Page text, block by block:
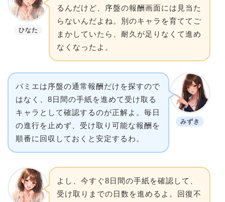
ひなた
るんだけど、序盤の報酬画面には見当た
らないんだよね。別のキャラを育ててご
まかしていたら、耐久が足りなくて進め
なくなったよ。
みずき
パミエは序盤の通常報酬だけを探すので
はなく、8日間の手紙を進めて受け取る
キャラとして確認するのが正解よ。毎日
の進行を止めず、受け取り可能な報酬を
順番に回収しておくと安定するわ。
よし、今すぐ8日間の手紙を確認して、
受け取りまでの日数を進めるよ。回復不